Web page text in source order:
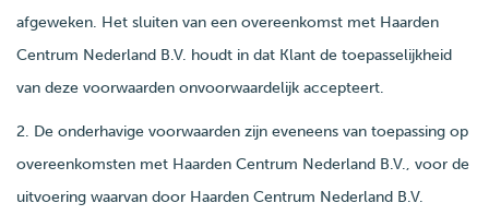
afgeweken. Het sluiten van een overeenkomst met Haarden
Centrum Nederland B.V. houdt in dat Klant de toepasselijkheid
van deze voorwaarden onvoorwaardelijk accepteert.
2. De onderhavige voorwaarden zijn eveneens van toepassing op
overeenkomsten met Haarden Centrum Nederland B.V., voor de
uitvoering waarvan door Haarden Centrum Nederland B.V.